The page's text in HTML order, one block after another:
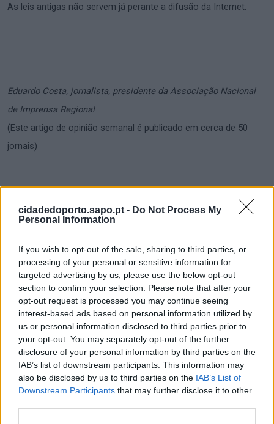
cidadedoporto.sapo.pt - Do Not Process My
Personal Information
If you wish to opt-out of the sale, sharing to third parties, or
processing of your personal or sensitive information for
targeted advertising by us, please use the below opt-out
section to confirm your selection. Please note that after your
opt-out request is processed you may continue seeing
interest-based ads based on personal information utilized by
us or personal information disclosed to third parties prior to
your opt-out. You may separately opt-out of the further
disclosure of your personal information by third parties on the
IAB’s list of downstream participants. This information may
also be disclosed by us to third parties on the IAB’s List of
Downstream Participants that may further disclose it to other
As leis antigas não servem já perante a difusão da Internet.
Eduardo Costa, jornalista, presidente da Associação Nacional
de Imprensa Regional
(Este artigo de opinião semanal é publicado em cerca de 50
jornais)
Partilhar nas redes sociais